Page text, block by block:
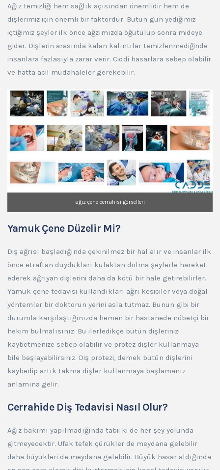
Ağız temizliği hem sağlık açısından önemlidir hem de
dişlerimiz için önemli bir faktördür. Bütün gün yediğimiz
içtiğimiz şeyler ilk önce ağzımızda öğütülüp sonra mideye
gider. Dişlerin arasında kalan kalıntılar temizlenmediğinde
insanlara fazlasıyla zarar verir. Ciddi hasarlara sebep olabilir
ve hatta acil müdahaleler gerekebilir.
ağız çene cerrahisi görselleri
Yamuk Çene Düzelir Mi?
Diş ağrısı başladığında çekinilmez bir hal alır ve insanlar ilk
önce etraftan duydukları kulaktan dolma şeylerle hareket
ederek ağrıyan dişlerini daha da kötü bir hale getirebilirler.
Yamuk çene tedavisi kullandıkları ağrı kesiciler veya doğal
yöntemler bir doktorun yerini asla tutmaz. Bunun gibi bir
durumla karşılaştığınızda hemen bir hastanede nöbetçi bir
hekim bulmalısınız. Bu ilerledikçe bütün dişlerinizi
kaybetmenize sebep olabilir ve protez dişler kullanmaya
bile başlayabilirsiniz. Diş protezi, demek bütün dişlerini
kaybedip artık takma dişler kullanmaya başlamanız
anlamına gelir.
Cerrahide Diş Tedavisi Nasıl Olur?
Ağız bakımı yapılmadığında tabii ki de her şey yolunda
gitmeyecektir. Ufak tefek çürükler de meydana gelebilir
daha büyükleri de meydana gelebilir. Büyük hasar aldığında